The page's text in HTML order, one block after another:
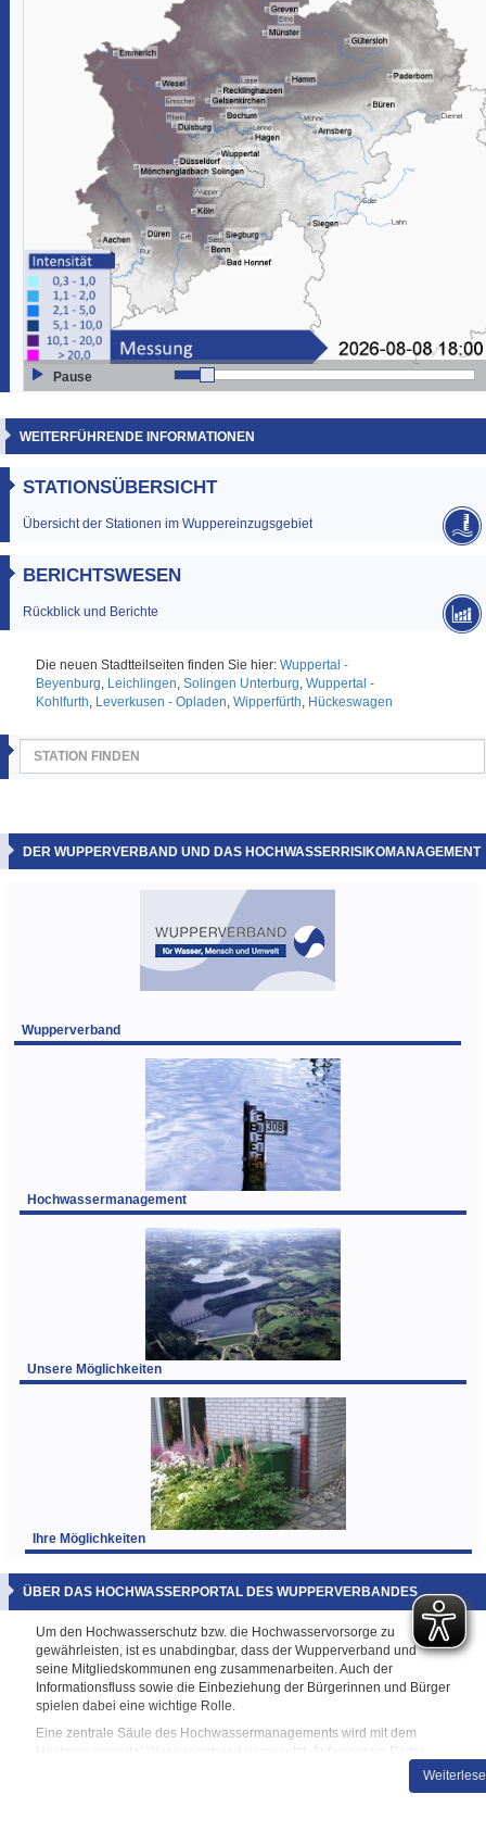
Pause
WEITERFÜHRENDE INFORMATIONEN
STATIONSÜBERSICHT
Übersicht der Stationen im Wuppereinzugsgebiet
BERICHTSWESEN
Rückblick und Berichte
Die neuen Stadtteilseiten finden Sie hier: Wuppertal -
Beyenburg, Leichlingen, Solingen Unterburg, Wuppertal -
Kohlfurth, Leverkusen - Opladen, Wipperfürth, Hückeswagen
DER WUPPERVERBAND UND DAS HOCHWASSERRISIKOMANAGEMENT
Wupperverband
Hochwassermanagement
Unsere Möglichkeiten
Ihre Möglichkeiten
ÜBER DAS HOCHWASSERPORTAL DES WUPPERVERBANDES
Um den Hochwasserschutz bzw. die Hochwasservorsorge zu
gewährleisten, ist es unabdingbar, dass der Wupperverband und
seine Mitgliedskommunen eng zusammenarbeiten. Auch der
Informationsfluss sowie die Einbeziehung der Bürgerinnen und Bürger
spielen dabei eine wichtige Rolle.
Eine zentrale Säule des Hochwassermanagements wird mit dem
Hochwasserportal Wupperverband umgesetzt. Auf unserem Portal
finden Sie ein umfangreiches Informationsangebot, das Ihnen im Fall
eines Hochwassers und darüber hinaus, alle nötigen Hilfestellungen